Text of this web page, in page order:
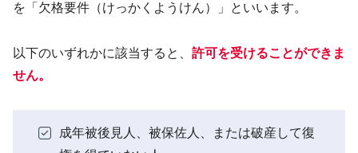
を「欠格要件（けっかくようけん）」といいます。
以下のいずれかに該当すると、 許可を受けることができま
せん。
成年被後見人、被保佐人、または破産して復